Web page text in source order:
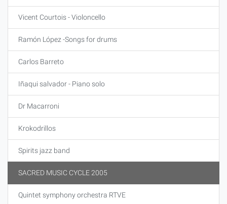
Vicent Courtois - Violoncello
Ramón López -Songs for drums
Carlos Barreto
Iñaqui salvador - Piano solo
Dr Macarroni
Krokodrillos
Spirits jazz band
SACRED MUSIC CYCLE 2005
Quintet symphony orchestra RTVE